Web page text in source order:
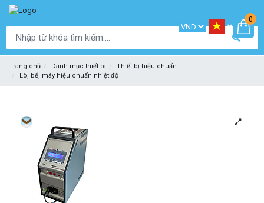
0
Trang chủ Danh mục thiết bị
Thiết bị hiệu chuẩn
Lò, bể, máy hiệu chuẩn nhiệt độ